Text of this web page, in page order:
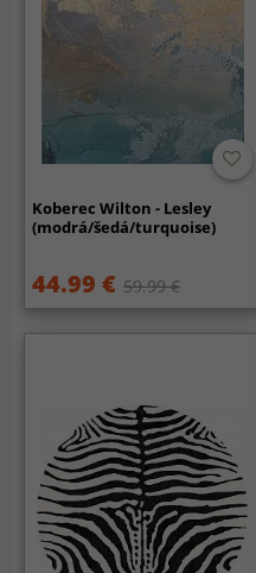
Koberec Wilton - Lesley
(modrá/šedá/turquoise)
44.99 € 59.99 €